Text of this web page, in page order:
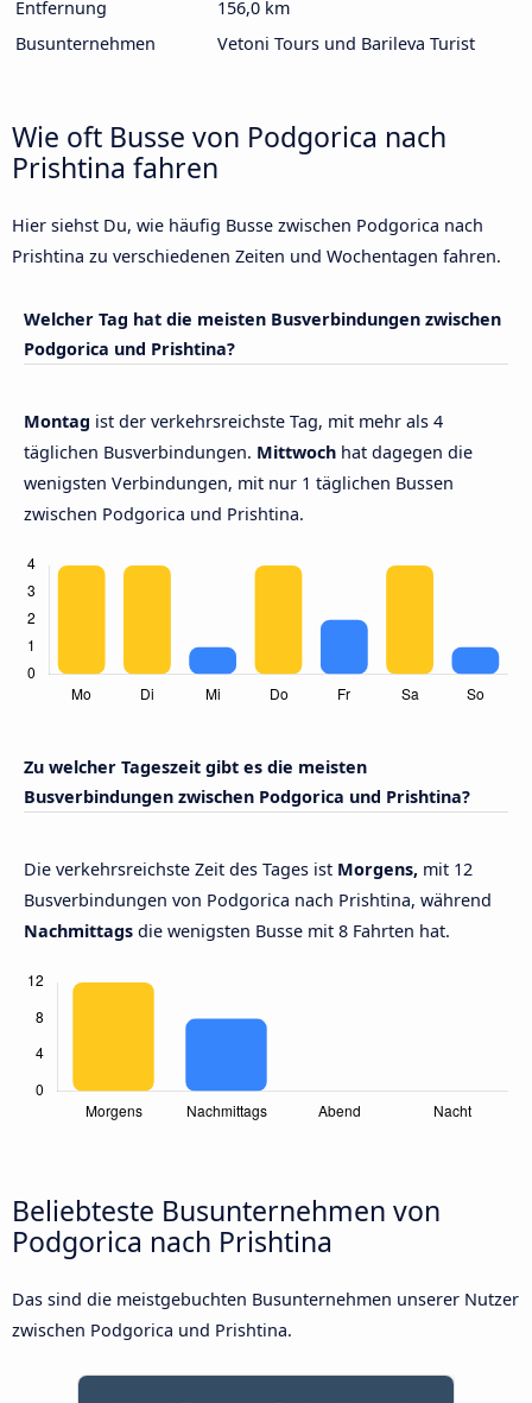
Entfernung
156,0 km
Busunternehmen
Vetoni Tours und Barileva Turist
Wie oft Busse von Podgorica nach
Prishtina fahren
Hier siehst Du, wie häufig Busse zwischen Podgorica nach
Prishtina zu verschiedenen Zeiten und Wochentagen fahren.
Welcher Tag hat die meisten Busverbindungen zwischen
Podgorica und Prishtina?
Montag ist der verkehrsreichste Tag, mit mehr als 4
täglichen Busverbindungen. Mittwoch hat dagegen die
wenigsten Verbindungen, mit nur 1 täglichen Bussen
zwischen Podgorica und Prishtina.
Zu welcher Tageszeit gibt es die meisten
Busverbindungen zwischen Podgorica und Prishtina?
Die verkehrsreichste Zeit des Tages ist Morgens, mit 12
Busverbindungen von Podgorica nach Prishtina, während
Nachmittags die wenigsten Busse mit 8 Fahrten hat.
Beliebteste Busunternehmen von
Podgorica nach Prishtina
Das sind die meistgebuchten Busunternehmen unserer Nutzer
zwischen Podgorica und Prishtina.